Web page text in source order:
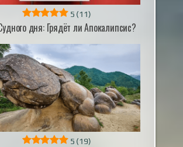
5 (11)
дня: Грядёт ли Апокалипсис?
5 (19)